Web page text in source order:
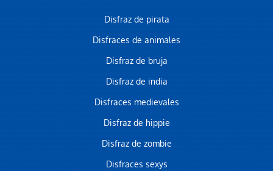
Disfraz de pirata
Disfraces de animales
Disfraz de bruja
Disfraz de india
Disfraces medievales
Disfraz de hippie
Disfraz de zombie
Disfraces sexys